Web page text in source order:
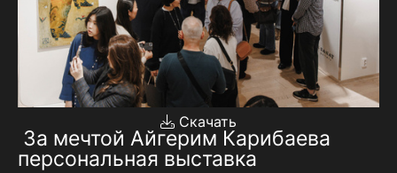
Скачать
За мечтой Айгерим Карибаева
персональная выставка